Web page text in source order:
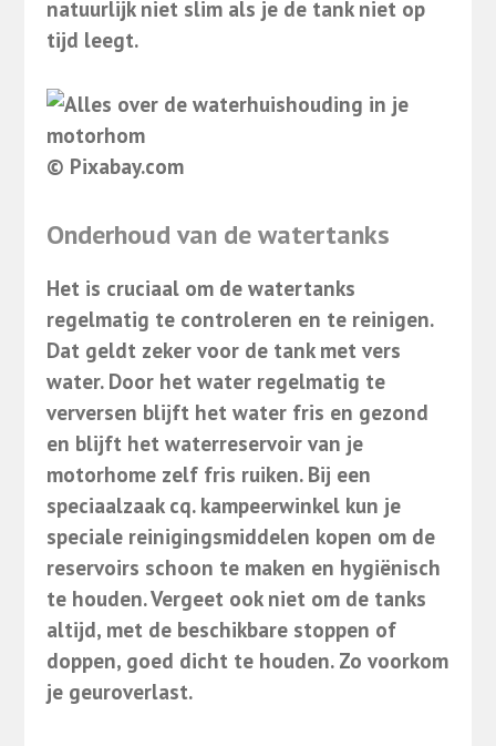
natuurlijk niet slim als je de tank niet op
tijd leegt.
© Pixabay.com
Onderhoud van de watertanks
Het is cruciaal om de watertanks
regelmatig te controleren en te reinigen.
Dat geldt zeker voor de tank met vers
water. Door het water regelmatig te
verversen blijft het water fris en gezond
en blijft het waterreservoir van je
motorhome zelf fris ruiken. Bij een
speciaalzaak cq. kampeerwinkel kun je
speciale reinigingsmiddelen kopen om de
reservoirs schoon te maken en hygiënisch
te houden. Vergeet ook niet om de tanks
altijd, met de beschikbare stoppen of
doppen, goed dicht te houden. Zo voorkom
je geuroverlast.